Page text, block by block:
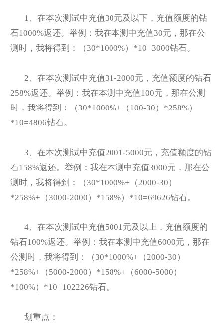
1
、在本次测试中充值30元及以下，充值额度的钻
石1000%返还。举例：我在本测中充值30元，那在公
测时，我将得到：（30*1000%）*10=3000钻石。
2 、在本次测试中充值31-2000元，充值额度的钻石
258%返还。举例：我在本测中充值100元，那在公测
时，我将得到：（30*1000%+（100-30）*258%）
*10=4806钻石。
3 、在本次测试中充值2001-5000元，充值额度的钻
石158%返还。举例：我在本测中充值3000元，那在公
测时，我将得到：（30*1000%+（2000-30）
*258%+（3000-2000）*158%）*10=69626钻石。
4 、在本次测试中充值5001元及以上，充值额度的
钻石100%返还。举例：我在本测中充值6000元，那在
公测时，我将得到：（30*1000%+（2000-30）
*258%+（5000-2000）*158%+（6000-5000）
*100%）*10=102226钻石。
划重点：